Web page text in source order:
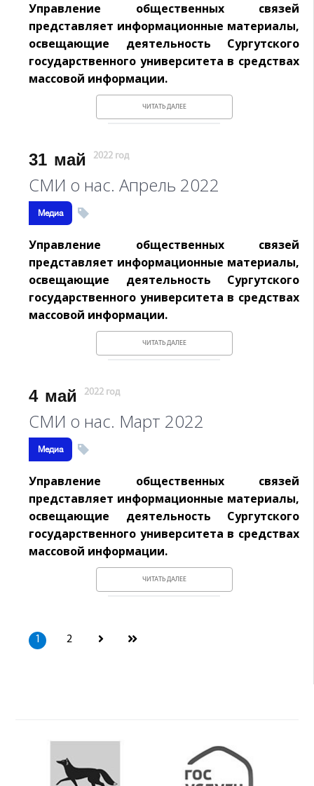
Управление общественных связей
представляет информационные материалы,
освещающие деятельность Сургутского
государственного университета в средствах
массовой информации.
ЧИТАТЬ ДАЛЕЕ
31 май 2022 год
СМИ о нас. Апрель 2022
Медиа
Управление общественных связей
представляет информационные материалы,
освещающие деятельность Сургутского
государственного университета в средствах
массовой информации.
ЧИТАТЬ ДАЛЕЕ
4 май 2022 год
СМИ о нас. Март 2022
Медиа
Управление общественных связей
представляет информационные материалы,
освещающие деятельность Сургутского
государственного университета в средствах
массовой информации.
ЧИТАТЬ ДАЛЕЕ
1 2